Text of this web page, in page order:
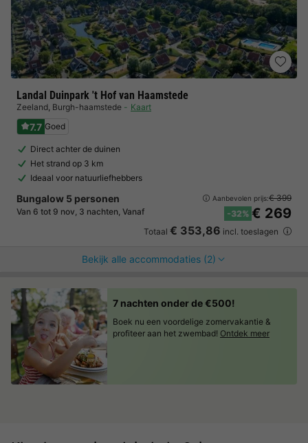
Landal Duinpark 't Hof van Haamstede
Zeeland, Burgh-haamstede Kaart
7.7 Goed
Direct achter de duinen
Het strand op 3 km
Ideaal voor natuurliefhebbers
Bungalow 5 personen
Van 6 tot 9 nov, 3 nachten, Vanaf
Aanbevolen prijs:€ 399
-32% € 269
Totaal € 353,86 incl. toeslagen
Bekijk alle accommodaties (2)
7 nachten onder de €500!
Boek nu een voordelige zomervakantie &
profiteer aan het zwembad! Ontdek meer